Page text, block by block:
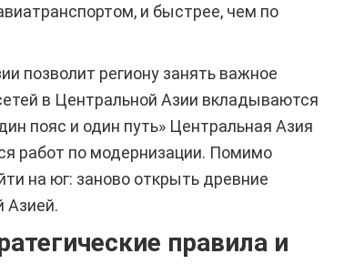
и быстрее, чем по
позволит региону занять важное
в Центральной Азии вкладываются
пояс и один путь» Центральная Азия
работ по модернизации. Помимо
на юг: заново открыть древние
Азией.
правила и